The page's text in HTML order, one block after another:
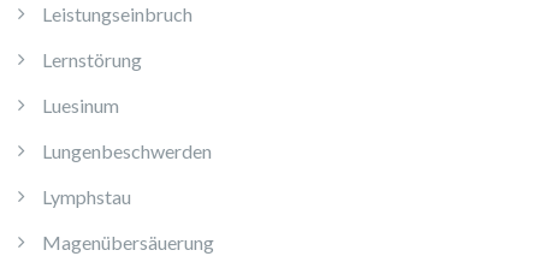
Leistungseinbruch
Lernstörung
Luesinum
Lungenbeschwerden
Lymphstau
Magenübersäuerung